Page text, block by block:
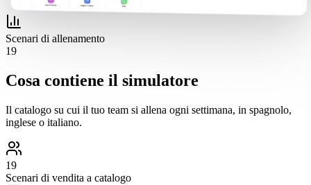
Scenari di allenamento
19
Cosa contiene il simulatore
Il catalogo su cui il tuo team si allena ogni settimana, in spagnolo,
inglese o italiano.
19
Scenari di vendita a catalogo